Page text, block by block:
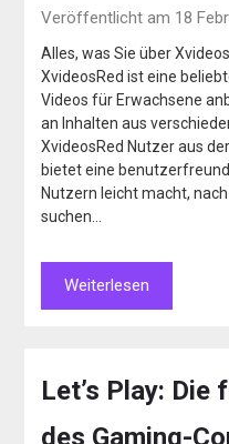
Veröffentlicht am 18
Alles, was Sie über
XvideosRed ist eine
Videos für Erwachsene
an Inhalten aus
XvideosRed Nutzer aus
bietet eine
Nutzern leicht macht,
suchen…
Weiterlesen
Let’s Play:
des Gaming-